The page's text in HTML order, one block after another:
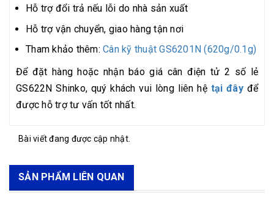
Hỗ trợ đổi trả nếu lỗi do nhà sản xuất
Hỗ trợ vận chuyển, giao hàng tận nơi
Tham khảo thêm: Cân kỹ thuật GS6201N (620g/0.1g)
Để đặt hàng hoặc nhận báo giá cân điện tử 2 số lẻ
GS622N Shinko, quý khách vui lòng liên hệ tại đây để
được hỗ trợ tư vấn tốt nhất.
Bài viết đang được cập nhật.
SẢN PHẨM LIÊN QUAN